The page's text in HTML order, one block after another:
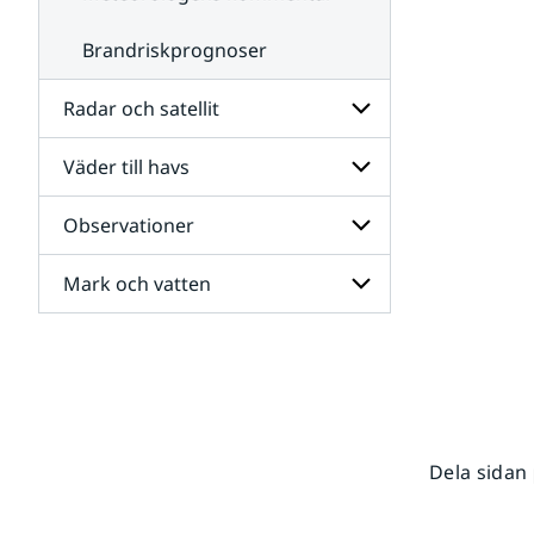
Brandriskprognoser
Radar och satellit
Undersidor
för
Radar
och
satellit
Väder till havs
Undersidor
för
Väder
till
havs
Observationer
Undersidor
för
Mark och vatten
Dela sidan